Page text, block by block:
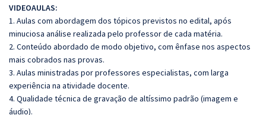
VIDEOAULAS:
1. Aulas com abordagem dos tópicos previstos no edital, após
minuciosa análise realizada pelo professor de cada matéria.
2. Conteúdo abordado de modo objetivo, com ênfase nos aspectos
mais cobrados nas provas.
3. Aulas ministradas por professores especialistas, com larga
experiência na atividade docente.
4. Qualidade técnica de gravação de altíssimo padrão (imagem e
áudio).